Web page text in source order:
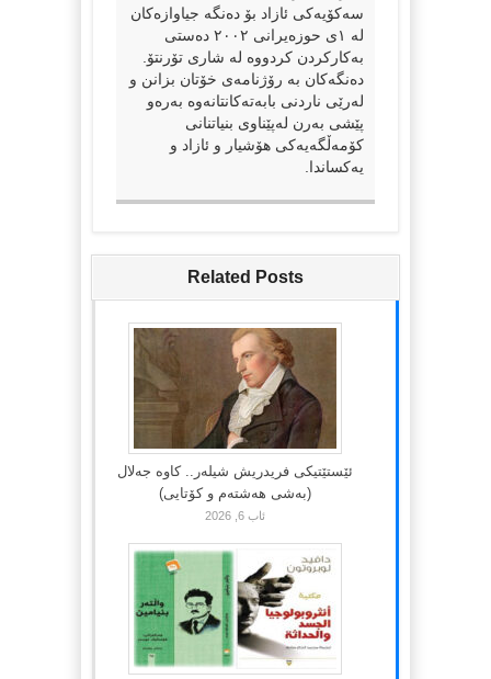
سەکۆیەکی ئازاد بۆ دەنگە جیاوازەکان
لە ١ی حوزەیرانی ٢٠٠٢ دەستی
بەکارکردن کردووە لە شاری تۆرنتۆ.
دەنگەکان بە رۆژنامەی خۆتان بزانن و
لەرێی ناردنی بابەتەکانتانەوە بەرەو
پێشی بەرن لەپێناوی بنیاتنانی
کۆمەڵگەیەکی هۆشیار و ئازاد و
یەکساندا.
Related Posts
ئێستێتیکی فریدریش شیلەر.. کاوە جەلال
(بەشی هەشتەم و کۆتایی)
ئاب 6, 2026